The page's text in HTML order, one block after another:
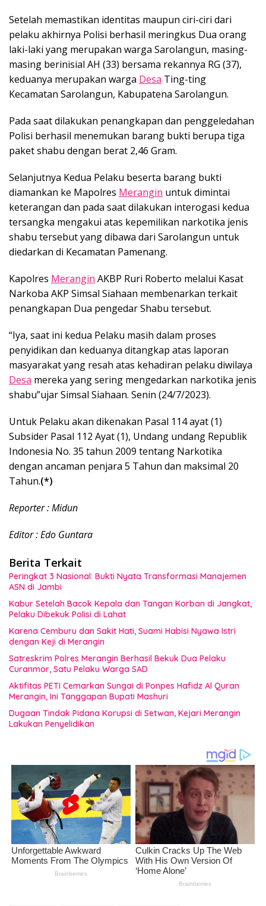
Setelah memastikan identitas maupun ciri-ciri dari
pelaku akhirnya Polisi berhasil meringkus Dua orang
laki-laki yang merupakan warga Sarolangun, masing-
masing berinisial AH (33) bersama rekannya RG (37),
keduanya merupakan warga Desa Ting-ting
Kecamatan Sarolangun, Kabupatena Sarolangun.
Pada saat dilakukan penangkapan dan penggeledahan
Polisi berhasil menemukan barang bukti berupa tiga
paket shabu dengan berat 2,46 Gram.
Selanjutnya Kedua Pelaku beserta barang bukti
diamankan ke Mapolres Merangin untuk dimintai
keterangan dan pada saat dilakukan interogasi kedua
tersangka mengakui atas kepemilikan narkotika jenis
shabu tersebut yang dibawa dari Sarolangun untuk
diedarkan di Kecamatan Pamenang.
Kapolres Merangin AKBP Ruri Roberto melalui Kasat
Narkoba AKP Simsal Siahaan membenarkan terkait
penangkapan Dua pengedar Shabu tersebut.
“Iya, saat ini kedua Pelaku masih dalam proses
penyidikan dan keduanya ditangkap atas laporan
masyarakat yang resah atas kehadiran pelaku diwilaya
Desa mereka yang sering mengedarkan narkotika jenis
shabu”ujar Simsal Siahaan. Senin (24/7/2023).
Untuk Pelaku akan dikenakan Pasal 114 ayat (1)
Subsider Pasal 112 Ayat (1), Undang undang Republik
Indonesia No. 35 tahun 2009 tentang Narkotika
dengan ancaman penjara 5 Tahun dan maksimal 20
Tahun.(*)
Reporter : Midun
Editor : Edo Guntara
Berita Terkait
Peringkat 3 Nasional: Bukti Nyata Transformasi Manajemen
ASN di Jambi
Kabur Setelah Bacok Kepala dan Tangan Korban di Jangkat,
Pelaku Dibekuk Polisi di Lahat
Karena Cemburu dan Sakit Hati, Suami Habisi Nyawa Istri
dengan Keji di Merangin
Satreskrim Polres Merangin Berhasil Bekuk Dua Pelaku
Curanmor, Satu Pelaku Warga SAD
Aktifitas PETI Cemarkan Sungai di Ponpes Hafidz Al Quran
Merangin, Ini Tanggapan Bupati Mashuri
Dugaan Tindak Pidana Korupsi di Setwan, Kejari Merangin
Lakukan Penyelidikan